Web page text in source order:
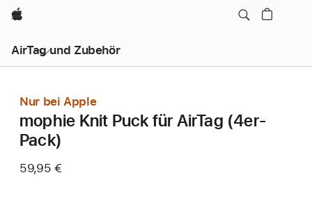
Apple
AirTag und Zubehör
Nur bei Apple
mophie Knit Puck für AirTag (4er-
Pack)
59,95 €